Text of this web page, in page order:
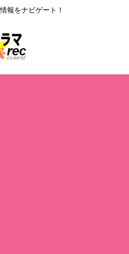
報をナビゲート！